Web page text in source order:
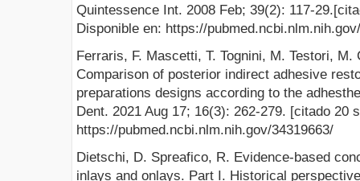
Quintessence Int. 2008 Feb; 39(2): 117-
Disponible en: https://
Ferraris, F. Mascetti, T. Tognini, M. Testori,
Comparison of posterior indirect adhesive
preparations designs according to the
Dent. 2021 Aug 17; 16(3): 262-279. [citado 20
https://pubmed.ncbi.nlm.nih.gov/34319663/
Dietschi, D. Spreafico, R. Evidence-based
inlays and onlays. Part I. Historical